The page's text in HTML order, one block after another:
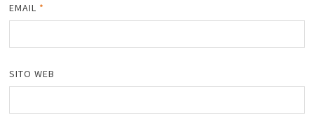
EMAIL *
SITO WEB